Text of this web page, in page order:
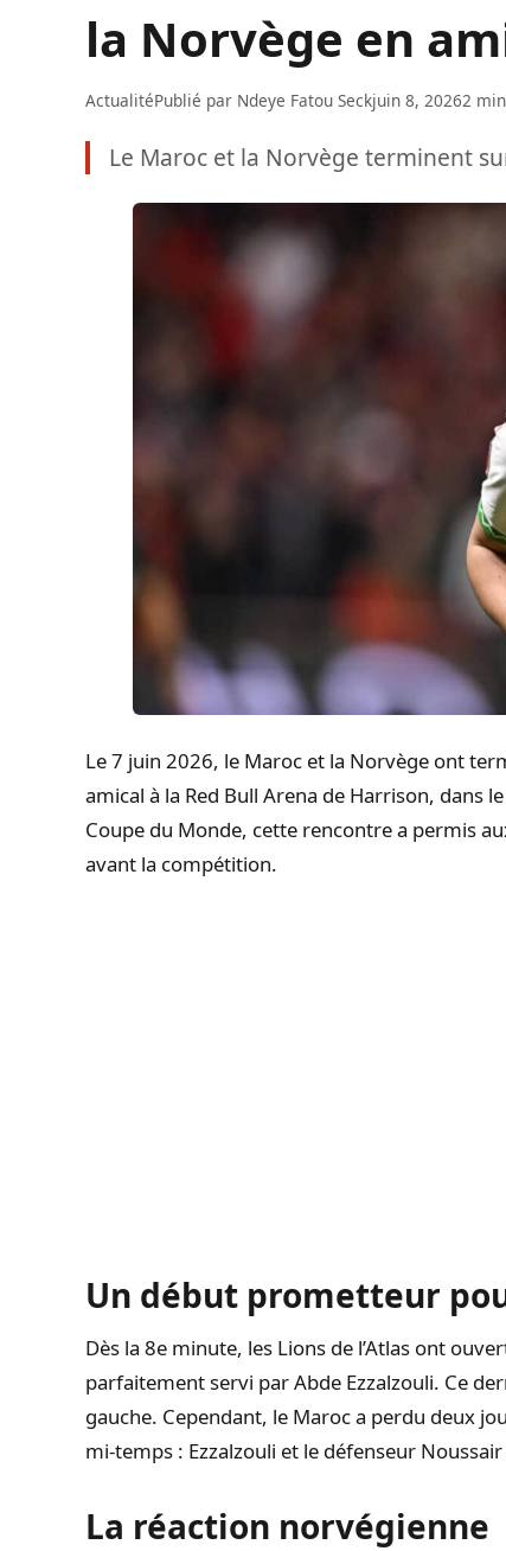
la Norvège en
ActualitéPublié par Ndeye Fatou Seckjuin 8, 20262
Le Maroc et la Norvège terminent
Le 7 juin 2026, le Maroc et la Norvège ont
amical à la Red Bull Arena de Harrison, dans
Coupe du Monde, cette rencontre a permis
avant la compétition.
Un début prometteur
Dès la 8e minute, les Lions de l’Atlas ont
parfaitement servi par Abde Ezzalzouli. Ce
gauche. Cependant, le Maroc a perdu deux
mi-temps : Ezzalzouli et le défenseur
La réaction norvégienne